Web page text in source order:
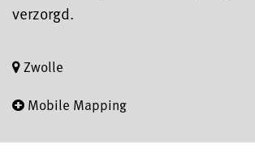
verzorgd.
Zwolle
Mobile Mapping